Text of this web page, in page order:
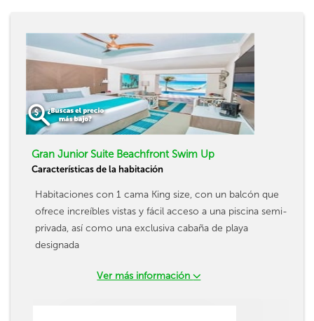
Gran Junior Suite Beachfront Swim Up
Características de la habitación
Habitaciones con 1 cama King size, con un balcón que
ofrece increíbles vistas y fácil acceso a una piscina semi-
privada, así como una exclusiva cabaña de playa
designada
Ver más información